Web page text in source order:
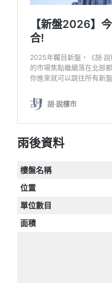
雨後資料
樓盤名稱
位置
單位數目
面積